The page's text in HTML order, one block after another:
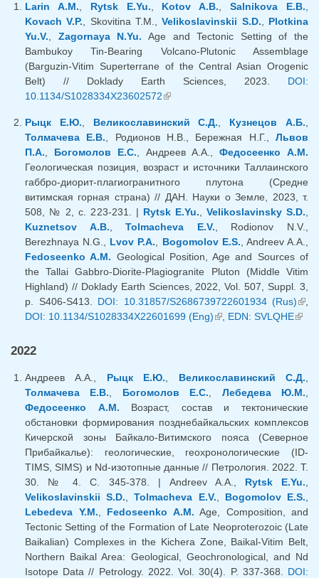
Larin A.M. Rytsk E.Yu. Kotov A.B. ,Salnikova E.B.
Kovach V.P. , Skovitina T.M.,Velikoslavinskii S.D.
Plotkina
Yu.V.
Zagornaya N.Yu. Age and Tectonic Setting of the
Bambukoy Tin-Bearing Volcano-Plutonic Assemblage
(Barguzin-Vitim Superterrane of the Central Asian Orogenic
Belt) // Doklady Earth Sciences, 2023. DOI:
10.1134/S1028334X23602572(link is external)
Рыцк Е.Ю. Великославинский С.Д. Кузнецов А.Б.
Толмачева Е.В. , Родионов Н.В., Бережная Н.Г.,Львов
П.А.
Богомолов Е.С. , Андреев А.А.,Федосеенко А.М.
Геологическая позиция, возраст и источники Таллаинского
габбро-диорит-плагиогранитного плутона (Средне
витимская горная страна) // ДАН. Науки о Земле, 2023, т.
508, № 2, с. 223-231. | Rytsk E.Yu. Velikoslavinsky S.D.
Kuznetsov A.B. ,Tolmacheva E.V. , Rodionov N.V.,
Berezhnaya N.G., Lvov P.A. Bogomolov E.S. , Andreev A.A.,
Fedoseenko A.M. Geological Position, Age and Sources of
the Tallai Gabbro-Diorite-Plagiogranite Pluton (Middle Vitim
Highland) // Doklady Earth Sciences, 2022, Vol. 507, Suppl. 3,
p. S406-S413. DOI: 10.31857/S2686739722601934 (Rus)
DOI: 10.1134/S1028334X22601699 (Eng)(link is external)
EDN: SVLQHE
2022
Андреев А.А., Рыцк Е.Ю. Великославинский С.Д.
Толмачева Е.В.
Богомолов Е.С. Лебедева Ю.М.
Федосеенко А.М. Возраст, состав и тектонические
обстановки формирования позднебайкальских комплексов
Кичерской зоны Байкало-Витимского пояса (Северное
Прибайкалье): геологические, геохронологические (ID-
TIMS, SIMS) и Nd-изотопные данные // Петрология. 2022. T.
30. № 4. С. 345-378. | Andreev A.A., Rytsk E.Yu.
Velikoslavinskii S.D. ,Tolmacheva E.V. Bogomolov E.S.
Lebedeva Y.M.
Fedoseenko A.M. Age, Composition, and
Tectonic Setting of the Formation of Late Neoproterozoic (Late
Baikalian) Complexes in the Kichera Zone, Baikal-Vitim Belt,
Northern Baikal Area: Geological, Geochronological, and Nd
Isotope Data // Petrology. 2022. Vol. 30(4). P. 337-368. DOI: